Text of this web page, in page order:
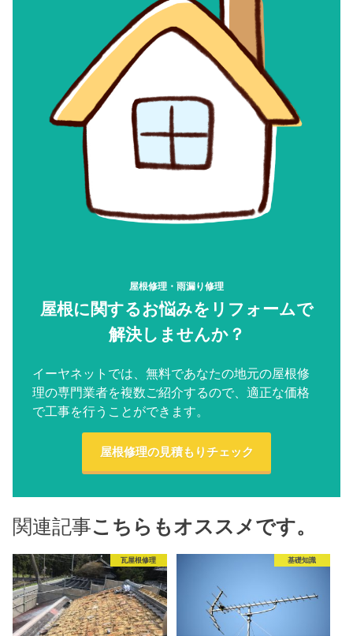
屋根修理・雨漏り修理
屋根に関するお悩みをリフォームで
解決しませんか？
イーヤネットでは、無料であなたの地元の屋根修
理の専門業者を複数ご紹介するので、適正な価格
で工事を行うことができます。
屋根修理の見積もりチェック
関連記事こちらもオススメです。
瓦屋根修理 基礎知識